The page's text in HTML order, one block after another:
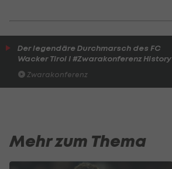
Der legendäre Durchmarsch des FC
Wacker Tirol I #Zwarakonferenz History
Zwarakonferenz
Mehr zum Thema